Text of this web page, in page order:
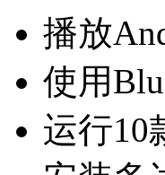
播放
使用
运行10